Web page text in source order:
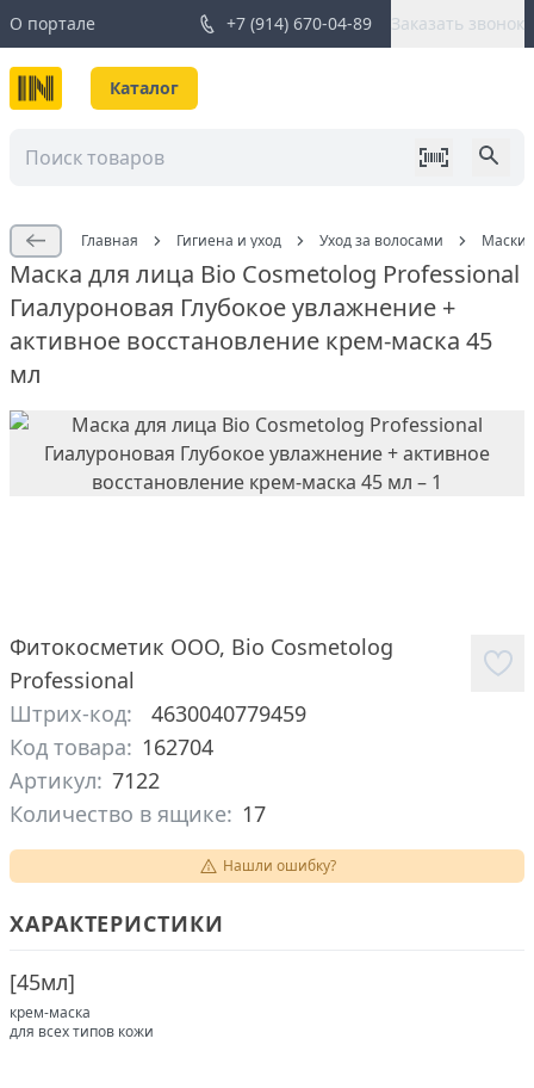
О портале +7 (914) 670-04-89 Заказать звонок
Каталог
Главная Гигиена и уход Уход за волосами Маски
Маска для лица Bio Cosmetolog Professional
Гиалуроновая Глубокое увлажнение +
активное восстановление крем-маска 45
мл
Фитокосметик ООО, Bio Cosmetolog
Professional
Штрих-код:
4630040779459
Код товара: 162704
Артикул: 7122
Количество в ящике: 17
Нашли ошибку?
ХАРАКТЕРИСТИКИ
[45мл]
крем-маска
для всех типов кожи